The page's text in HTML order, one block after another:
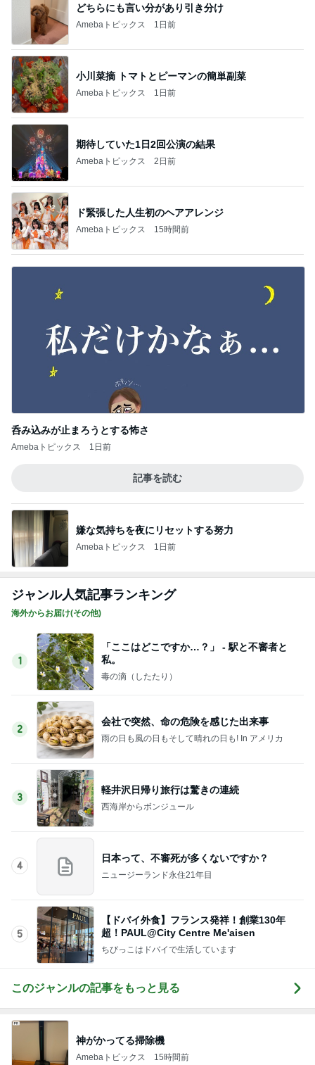
どちらにも言い分があり引き分け
Amebaトピックス 1日前
小川菜摘 トマトとピーマンの簡単副菜
Amebaトピックス 1日前
期待していた1日2回公演の結果
Amebaトピックス 2日前
ド緊張した人生初のヘアアレンジ
Amebaトピックス 15時間前
呑み込みが止まろうとする怖さ
Amebaトピックス 1日前
記事を読む
嫌な気持ちを夜にリセットする努力
Amebaトピックス 1日前
ジャンル人気記事ランキング
海外からお届け(その他)
1
「ここはどこですか…？」 - 駅と不審者と
私。
毒の滴（したたり）
2
会社で突然、命の危険を感じた出来事
雨の日も風の日もそして晴れの日も! In アメリカ
3
軽井沢日帰り旅行は驚きの連続
西海岸からボンジュール
4
日本って、不審死が多くないですか？
ニュージーランド永住21年目
5
【ドバイ外食】フランス発祥！創業130年
超！PAUL@City Centre Me'aisen
ちびっこはドバイで生活しています
このジャンルの記事をもっと見る
神がかってる掃除機
Amebaトピックス 15時間前